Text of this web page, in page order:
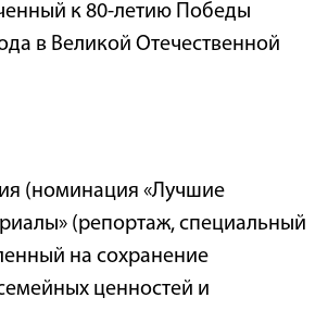
к 80-летию Победы
в Великой Отечественной
(номинация «Лучшие
(репортаж, специальный
на сохранение
ценностей и